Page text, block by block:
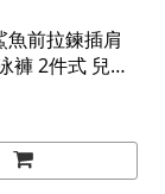
魚前拉鍊插肩
褲 2件式 兒童
裝 游泳課 玩水
邊 橘魔法 現貨